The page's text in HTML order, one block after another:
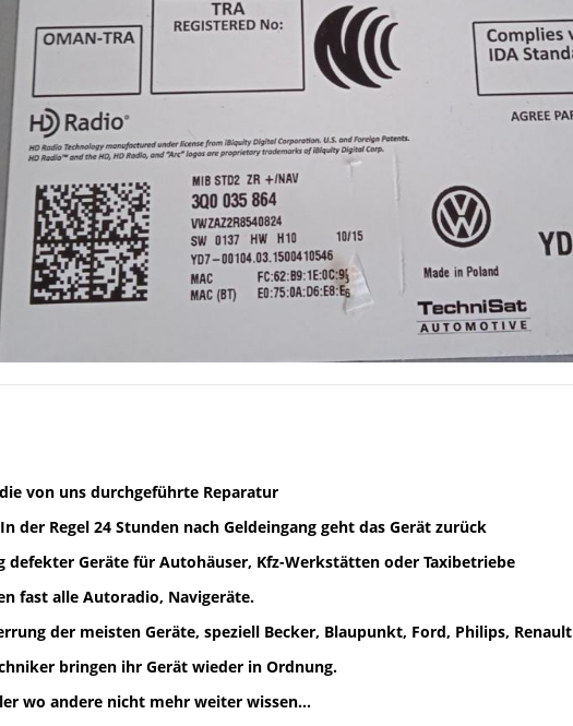
von uns durchgeführte Reparatur
der Regel 24 Stunden nach Geldeingang geht das Gerät zurück
defekter Geräte für Autohäuser, Kfz-Werkstätten oder Taxibetriebe
fast alle Autoradio, Navigeräte.
der meisten Geräte, speziell Becker, Blaupunkt, Ford, Philips,
bringen ihr Gerät wieder in Ordnung.
wo andere nicht mehr weiter wissen...